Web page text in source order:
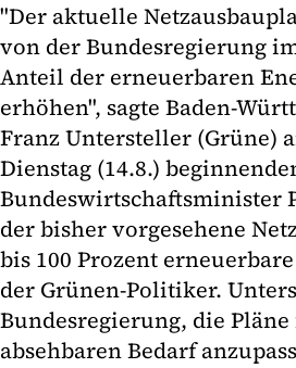
"Der aktuelle
von der Bundesregierung
Anteil der erneuerbaren
erhöhen", sagte Baden-
Franz Untersteller (Grüne)
Dienstag (14.8.)
Bundeswirtschaftsminister
der bisher vorgesehene
bis 100 Prozent
der Grünen-Politiker.
Bundesregierung, die
absehbaren Bedarf